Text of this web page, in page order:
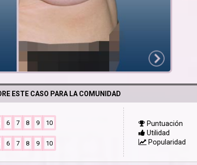
ESTE CASO PARA LA COMUNIDAD
6 7 8 9 10
6 7 8 9 10
Puntuación
Utilidad
Popularidad